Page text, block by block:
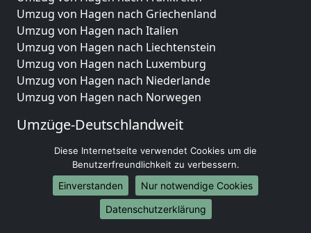
Umzug von Hagen nach Griechenland
Umzug von Hagen nach Italien
Umzug von Hagen nach Liechtenstein
Umzug von Hagen nach Luxemburg
Umzug von Hagen nach Niederlande
Umzug von Hagen nach Norwegen
Umzüge-Deutschlandweit
Umzug von Hagen nach Berlin
Umzug von Hagen nach Hamburg
Umzug von Hagen nach München
Umzug von Hagen nach Köln
Umzug von Hagen nach Frankfurt am Main
Diese Internetseite verwendet Cookies um die
Benutzerfreundlichkeit zu verbessern.
Einverstanden
Nur notwendige Cookies
Datenschutzerklärung